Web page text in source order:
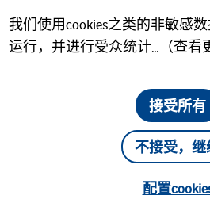
LEARN MORE
我们使用cookies之类的非敏感
运行，并进行受众统计…（查看
接受所有
不接受，继
配置